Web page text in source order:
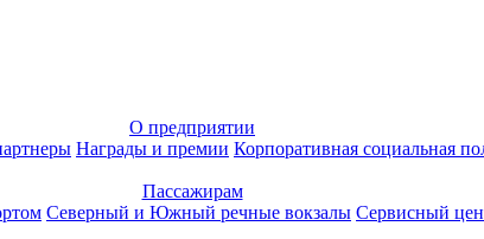
О предприятии
Награды и премии Корпоративная социальная
Пассажирам
Северный и Южный речные вокзалы Сервисный